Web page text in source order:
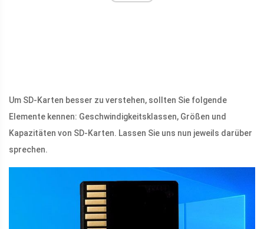
Um SD-Karten besser zu verstehen, sollten Sie folgende
Elemente kennen: Geschwindigkeitsklassen, Größen und
Kapazitäten von SD-Karten. Lassen Sie uns nun jeweils darüber
sprechen.